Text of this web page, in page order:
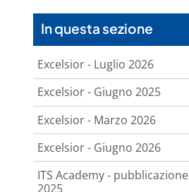
In questa sezione
Excelsior - Luglio 2026
Excelsior - Giugno 2025
Excelsior - Marzo 2026
Excelsior - Giugno 2026
ITS Academy - pubblicazione
2025